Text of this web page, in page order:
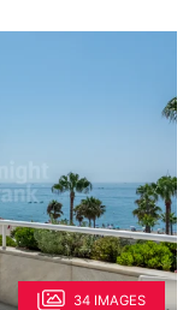
34 IMAGES